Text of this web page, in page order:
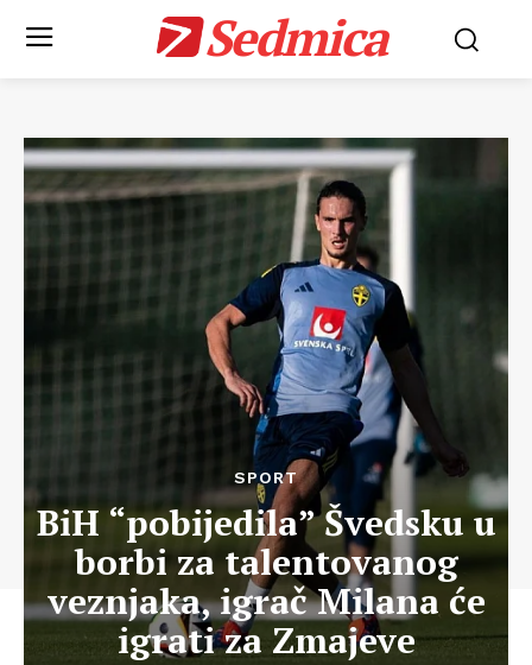
Sedmica
SPORT
BiH “pobijedila” Švedsku u
borbi za talentovanog
veznjaka, igrač Milana će
igrati za Zmajeve